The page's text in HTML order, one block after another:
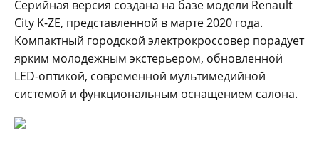
Серийная версия создана на базе модели Renault
City K-ZE, представленной в марте 2020 года.
Компактный городской электрокроссовер порадует
ярким молодежным экстерьером, обновленной
LED-оптикой, современной мультимедийной
системой и функциональным оснащением салона.